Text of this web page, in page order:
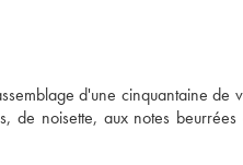
d'une cinquantaine de
de noisette, aux notes beurrées